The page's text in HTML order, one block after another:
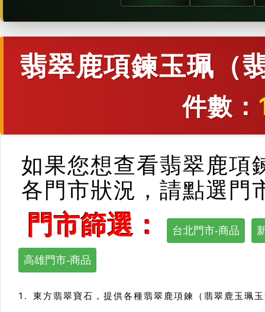
翡翠鹿項鍊玉珮（
件數：
如果您想查看翡翠鹿項
各門市狀況，請點選門
門市篩選： 台北門市-商品
高雄門市-商品
東方翡翠寶石，提供各種翡翠鹿項鍊（翡翠鹿玉珮